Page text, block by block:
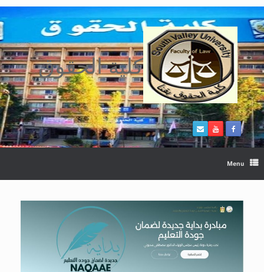
Skip
to
content
كلية الحقوق
Menu